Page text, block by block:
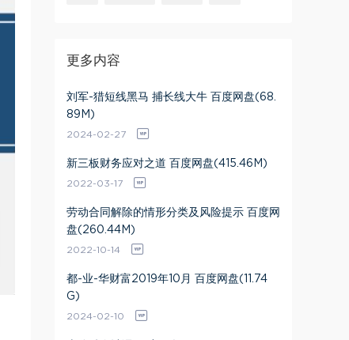
更多内容
刘军-猎短线黑马 捕长线大牛 百度网盘(68.
89M)
2024-02-27
新三板财务应对之道 百度网盘(415.46M)
2022-03-17
劳动合同解除的情形分类及风险提示 百度网
盘(260.44M)
2022-10-14
都-业-华财富2019年10月 百度网盘(11.74
G)
2024-02-10